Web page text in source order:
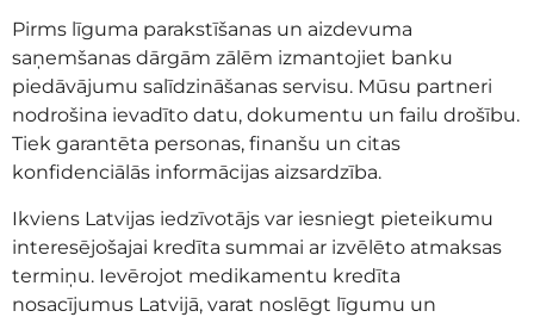
Pirms līguma parakstīšanas un aizdevuma
saņemšanas dārgām zālēm izmantojiet banku
piedāvājumu salīdzināšanas servisu. Mūsu partneri
nodrošina ievadīto datu, dokumentu un failu drošību.
Tiek garantēta personas, finanšu un citas
konfidenciālās informācijas aizsardzība.
Ikviens Latvijas iedzīvotājs var iesniegt pieteikumu
interesējošajai kredīta summai ar izvēlēto atmaksas
termiņu. Ievērojot medikamentu kredīta
nosacījumus Latvijā, varat noslēgt līgumu un